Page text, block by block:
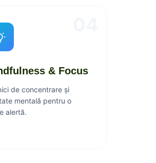
& Focus
de concentrare și
mentală pentru o
alertă.